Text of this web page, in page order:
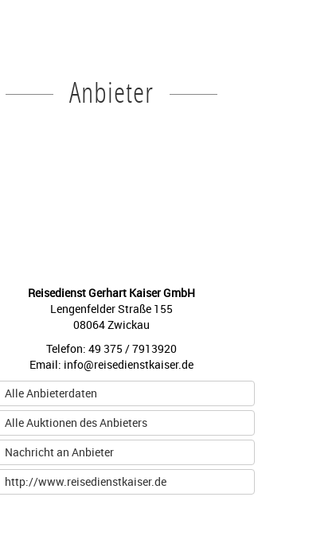
Anbieter
Reisedienst Gerhart Kaiser GmbH
Lengenfelder Straße 155
08064 Zwickau
Telefon: 49 375 / 7913920
Email: info@reisedienstkaiser.de
Alle Anbieterdaten
Alle Auktionen des Anbieters
Nachricht an Anbieter
http://www.reisedienstkaiser.de